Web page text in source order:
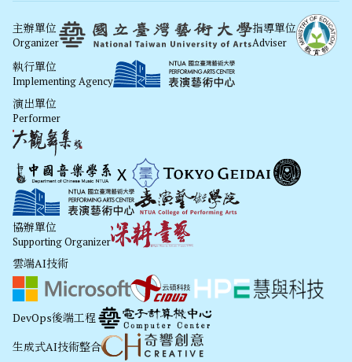
主辦單位
Organizer
指導單位
Adviser
執行單位
Implementing Agency
演出單位
Performer
協辦單位
Supporting Organizer
雲端AI技術
DevOps後端工程
生成式AI技術整合